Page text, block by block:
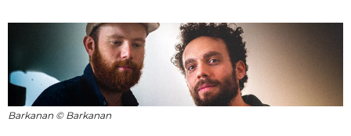
Barkanan © Barkanan